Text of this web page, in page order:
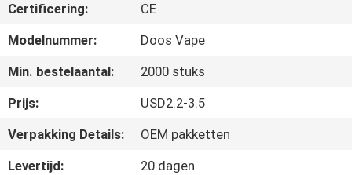
FABRIEKSREIS
KWALITEITSCONTROLE
VERZOEK
OM
Certificering:
CE
Modelnummer:
Doos Vape
Min. bestelaantal:
2000 stuks
Prijs:
USD2.2-3.5
Verpakking Details:
OEM pakketten
Levertijd:
20 dagen